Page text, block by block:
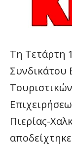
Τη Τετάρτη
Συνδικάτου
Πιερίας-